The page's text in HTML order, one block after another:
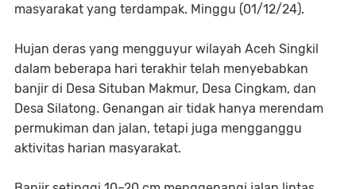
masyarakat yang terdampak. Minggu (01/12/24).
Hujan deras yang mengguyur wilayah Aceh Singkil
dalam beberapa hari terakhir telah menyebabkan
banjir di Desa Situban Makmur, Desa Cingkam, dan
Desa Silatong. Genangan air tidak hanya merendam
permukiman dan jalan, tetapi juga mengganggu
aktivitas harian masyarakat.